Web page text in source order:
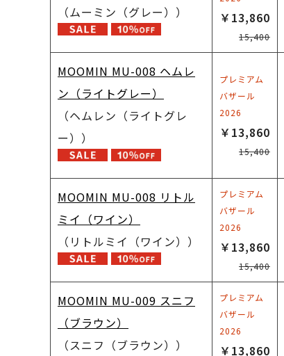
（ムーミン（グレー））
￥13,860
15,400
MOOMIN MU-008 ヘムレ
ン（ライトグレー）
（ヘムレン（ライトグレ
ー））
プレミアム
バザール
2026
￥13,860
15,400
MOOMIN MU-008 リトル
ミイ（ワイン）
（リトルミイ（ワイン））
プレミアム
バザール
2026
￥13,860
15,400
MOOMIN MU-009 スニフ
（ブラウン）
（スニフ（ブラウン））
プレミアム
バザール
2026
￥13,860